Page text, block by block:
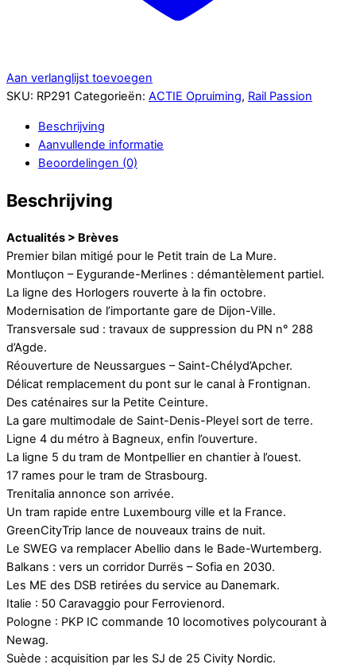
Aan verlanglijst toevoegen
SKU: RP291 Categorieën: ACTIE Opruiming, Rail Passion
Beschrijving
Aanvullende informatie
Beoordelingen (0)
Beschrijving
Actualités > Brèves
Premier bilan mitigé pour le Petit train de La Mure.
Montluçon – Eygurande-Merlines : démantèlement partiel.
La ligne des Horlogers rouverte à la fin octobre.
Modernisation de l’importante gare de Dijon-Ville.
Transversale sud : travaux de suppression du PN n° 288
d’Agde.
Réouverture de Neussargues – Saint-Chélyd’Apcher.
Délicat remplacement du pont sur le canal à Frontignan.
Des caténaires sur la Petite Ceinture.
La gare multimodale de Saint-Denis-Pleyel sort de terre.
Ligne 4 du métro à Bagneux, enfin l’ouverture.
La ligne 5 du tram de Montpellier en chantier à l’ouest.
17 rames pour le tram de Strasbourg.
Trenitalia annonce son arrivée.
Un tram rapide entre Luxembourg ville et la France.
GreenCityTrip lance de nouveaux trains de nuit.
Le SWEG va remplacer Abellio dans le Bade-Wurtemberg.
Balkans : vers un corridor Durrës – Sofia en 2030.
Les ME des DSB retirées du service au Danemark.
Italie : 50 Caravaggio pour Ferrovienord.
Pologne : PKP IC commande 10 locomotives polycourant à
Newag.
Suède : acquisition par les SJ de 25 Civity Nordic.